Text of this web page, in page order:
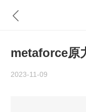
metaforce原
2023-11-09